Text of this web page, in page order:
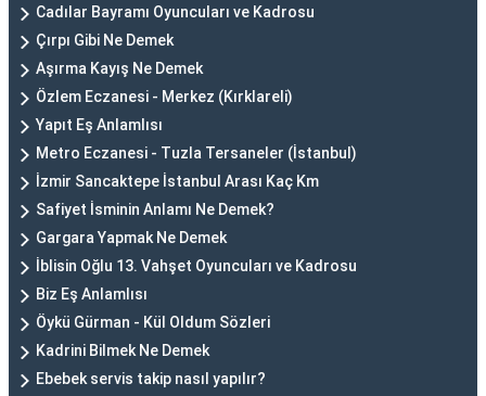
Cadılar Bayramı Oyuncuları ve Kadrosu
Çırpı Gibi Ne Demek
Aşırma Kayış Ne Demek
Özlem Eczanesi - Merkez (Kırklareli)
Yapıt Eş Anlamlısı
Metro Eczanesi - Tuzla Tersaneler (İstanbul)
İzmir Sancaktepe İstanbul Arası Kaç Km
Safiyet İsminin Anlamı Ne Demek?
Gargara Yapmak Ne Demek
İblisin Oğlu 13. Vahşet Oyuncuları ve Kadrosu
Biz Eş Anlamlısı
Öykü Gürman - Kül Oldum Sözleri
Kadrini Bilmek Ne Demek
Ebebek servis takip nasıl yapılır?